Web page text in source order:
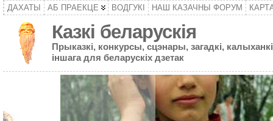
ДАХАТЫ АБ ПРАЕКЦЕ ВОДГУКІ НАШ КАЗАЧНЫ ФОРУМ
Казкі беларускія
Прыказкі, конкурсы, сцэнары, загадкі,
іншага для беларускіх дзетак